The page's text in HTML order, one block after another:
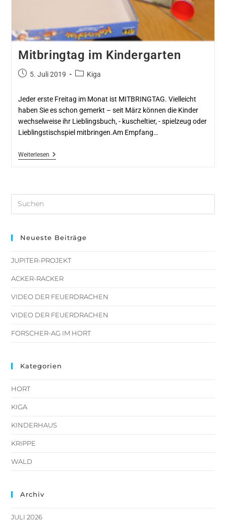
Mitbringtag im Kindergarten
5. Juli 2019 Kiga
Jeder erste Freitag im Monat ist MITBRINGTAG. Vielleicht
haben Sie es schon gemerkt – seit März können die Kinder
wechselweise ihr Lieblingsbuch, - kuscheltier, - spielzeug oder
Lieblingstischspiel mitbringen.Am Empfang…
Weiterlesen
Neueste Beiträge
JUPITER-PROJEKT
ACKER-RACKER
VIDEO DER FEUERDRACHEN
VIDEO DER FEUERDRACHEN
FORSCHER-AG IM HORT
Kategorien
HORT
KIGA
KINDERHAUS
KRIPPE
WALD
Archiv
JULI 2026